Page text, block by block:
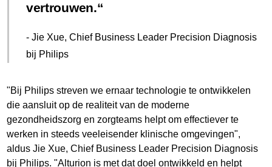
vertrouwen.
- Jie Xue, Chief Business Leader Precision Diagnosis
bij Philips
"Bij Philips streven we ernaar technologie te ontwikkelen
die aansluit op de realiteit van de moderne
gezondheidszorg en zorgteams helpt om effectiever te
werken in steeds veeleisender klinische omgevingen",
aldus Jie Xue, Chief Business Leader Precision Diagnosis
bij Philips. "Alturion is met dat doel ontwikkeld en helpt